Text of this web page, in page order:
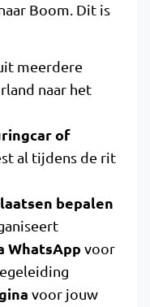
Boom. Dit is
meerdere
naar het
of
al tijdens de rit
bepalen
WhatsApp voor
voor jouw